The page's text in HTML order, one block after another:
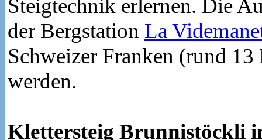
Steigtechnik erlernen. Die
der Bergstation La
Schweizer Franken (rund 13
werden.
Klettersteig Brunnistöckli